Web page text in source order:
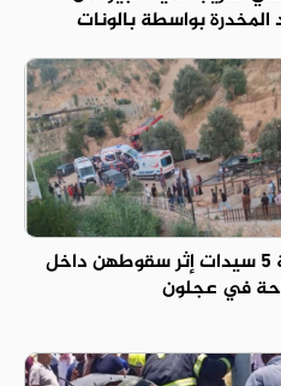
المخدرة بواسطة بالونات
إصابة 5 سيدات إثر سقوطهن داخل
في عجلون